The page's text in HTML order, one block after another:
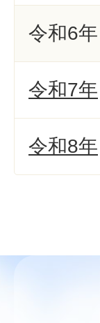
令和6年
令和7年
令和8年